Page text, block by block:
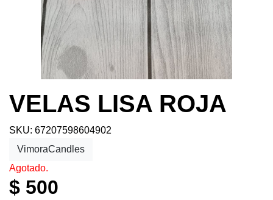
VELAS LISA ROJA
SKU: 67207598604902
VimoraCandles
Agotado.
$ 500